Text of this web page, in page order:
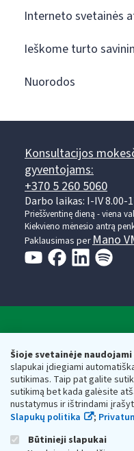
Šioje svetainėje
slapukai įdiegiami
sutikimas. Taip pat galite
sutikimą bet kada galėsite
nustatymus ir ištrindami
Slapukų politika
;
Būtinieji slapukai
Interneto svetainės
Ieškome turto
Nuorodos
Konsultacijos
gyventojams:
+370 5 260 5060
Darbo laikas: I-IV 8.00-
Prieššventinę dieną - viena
Kiekvieno mėnesio antrą
Paklausimas perMano
Valstybinė mokesčių
Respublikos finansų
Biudžetinė įstaiga. Juridinio
adresas: Vasario 16-osios g.
vmi@vmi.lt , E. pristatymo
Duomenys apie Valstybinę
Respublikos finansų